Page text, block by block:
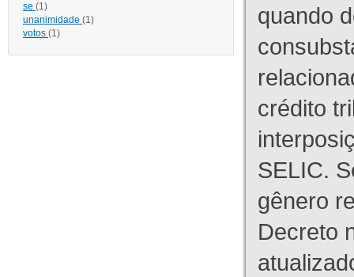
se (1)
unanimidade (1)
votos (1)
quando
crédito
SELIC.
gênero
Decreto